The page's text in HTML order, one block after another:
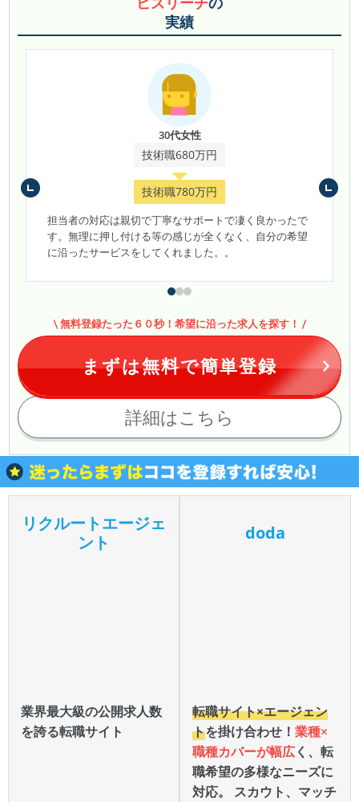
実績
30代女性
技術職680万円
技術職780万円
担当者の対応は親切で丁寧なサポートで凄く良かったで
す。無理に押し付ける等の感じが全くなく、自分の希望
に沿ったサービスをしてくれました。。
詳細はこちら
無料登録たった６０秒！希望に沿った求人を探す！
まずは無料で簡単登録
リクルートエージェ
ント
業界最大級の公開求人数
を誇る転職サイト
doda
転職サイト×エージェン
トを掛け合わせ！業種×
職種カバーが幅広く、転
職希望の多様なニーズに
対応。 スカウト、マッチ